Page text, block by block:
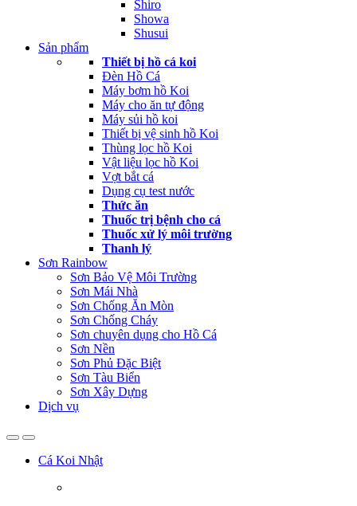
Shiro
Showa
Shusui
Sản phẩm
Thiết bị hồ cá koi
Đèn Hồ Cá
Máy bơm hồ Koi
Máy cho ăn tự động
Máy sủi hồ koi
Thiết bị vệ sinh hồ Koi
Thùng lọc hồ Koi
Vật liệu lọc hồ Koi
Vợt bắt cá
Dụng cụ test nước
Thức ăn
Thuốc trị bệnh cho cá
Thuốc xử lý môi trường
Thanh lý
Sơn Rainbow
Sơn Bảo Vệ Môi Trường
Sơn Mái Nhà
Sơn Chống Ăn Mòn
Sơn Chống Cháy
Sơn chuyên dụng cho Hồ Cá
Sơn Nền
Sơn Phủ Đặc Biệt
Sơn Tàu Biển
Sơn Xây Dựng
Dịch vụ
Cá Koi Nhật